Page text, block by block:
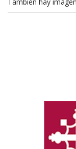
También hay